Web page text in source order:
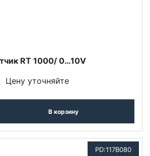
RT 1000/ 0…10V
Цену уточняйте
В корзину
PD:117B080